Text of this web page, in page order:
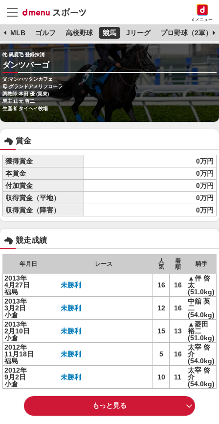
dメニュー
MLB ゴルフ 高校野球 競馬 Jリーグ プロ野球（2軍）
牝 黒鹿毛 登録抹消
ダンツバーゴ
父:マンハッタンカフェ
母:グランドアメリフローラ
調教師:本田 優 (栗東)
馬主:山元 哲二
生産者:タイヘイ牧場
賞金
獲得賞金
0万円
本賞金
0万円
付加賞金
0万円
収得賞金（平地）
0万円
収得賞金（障害）
0万円
競走成績
年月日 レース
人
気
着
順
騎手
2013年
4月27日
福島
未勝利 16 16
▲伴 啓
太
(51.0kg)
2013年
3月2日
小倉
未勝利 12 16
中舘 英
二
(54.0kg)
2013年
2月10日
小倉
未勝利 15 13
▲菱田
裕二
(51.0kg)
2012年
11月18日
福島
未勝利 5 16
太宰 啓
介
(54.0kg)
2012年
9月2日
小倉
未勝利 10 11
太宰 啓
介
(54.0kg)
もっと見る